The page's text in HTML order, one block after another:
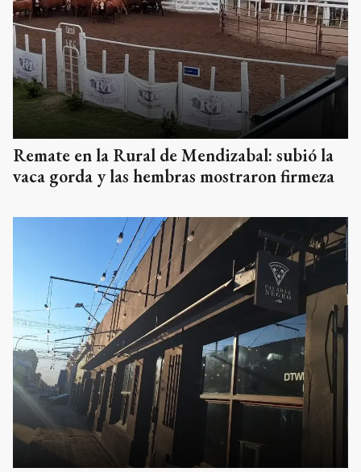
Remate en la Rural de Mendizabal: subió la
vaca gorda y las hembras mostraron firmeza